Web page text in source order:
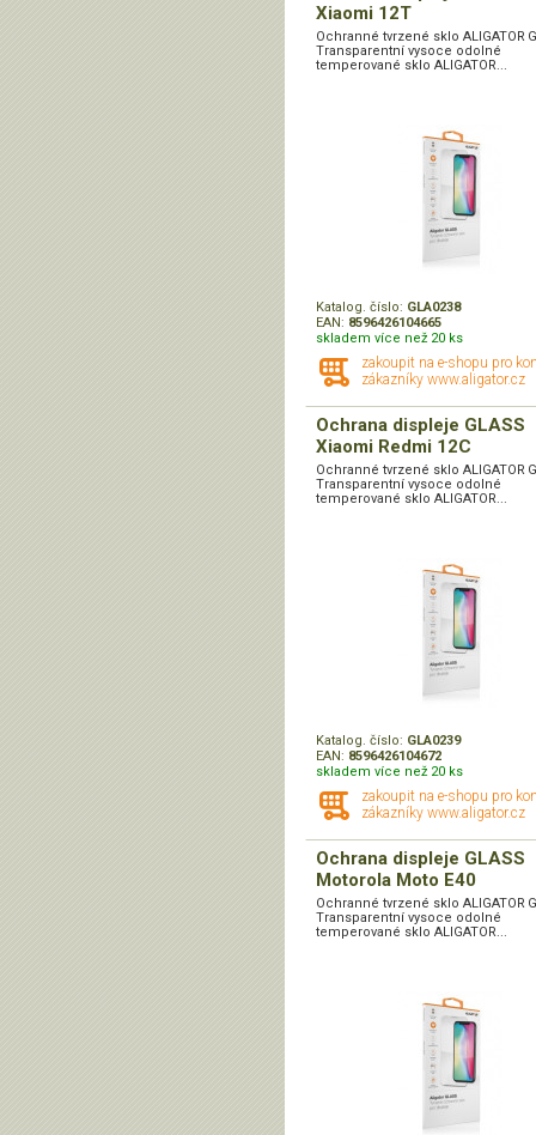
Xiaomi 12T
Ochranné tvrzené sklo ALIGATOR
Transparentní vysoce odolné
temperované sklo ALIGATOR...
Katalog. číslo: GLA0238
EAN: 8596426104665
skladem více než 20 ks
zakoupit na e-shopu pro
zákazníky www.aligator.cz
Ochrana displeje GLASS
Xiaomi Redmi 12C
Ochranné tvrzené sklo ALIGATOR
Transparentní vysoce odolné
temperované sklo ALIGATOR...
Katalog. číslo: GLA0239
EAN: 8596426104672
skladem více než 20 ks
zakoupit na e-shopu pro
zákazníky www.aligator.cz
Ochrana displeje GLASS
Motorola Moto E40
Ochranné tvrzené sklo ALIGATOR
Transparentní vysoce odolné
temperované sklo ALIGATOR...